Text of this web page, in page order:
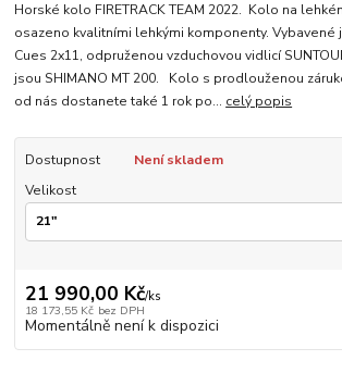
Horské kolo FIRETRACK TEAM 2022. Kolo na
osazeno kvalitními lehkými komponenty. Vybavené
Cues 2x11, odpruženou vzduchovou vidlicí
jsou SHIMANO MT 200. Kolo s prodlouženou
od nás dostanete také 1 rok po... celý popis
Dostupnost
Není skladem
Velikost
21 990,00 Kč/ks
18 173,55 Kč bez DPH
Momentálně není k dispozici